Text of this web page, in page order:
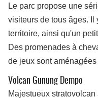
Le parc propose une
visiteurs de tous âges. Il
territoire, ainsi qu'un
Des promenades à
de jeux sont
Volcan Gunung Dempo
Majestueux